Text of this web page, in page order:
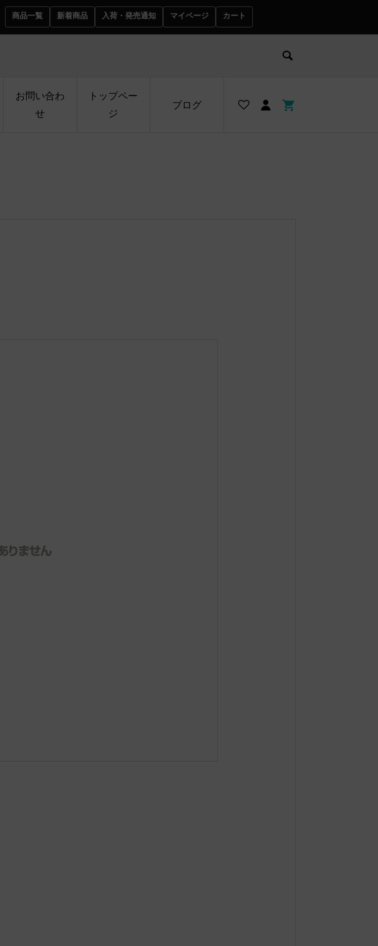
商品一覧 新着商品 入荷・発売通知 マイページ カート
お問い合わ
せ
トップペー
ジ
ブログ